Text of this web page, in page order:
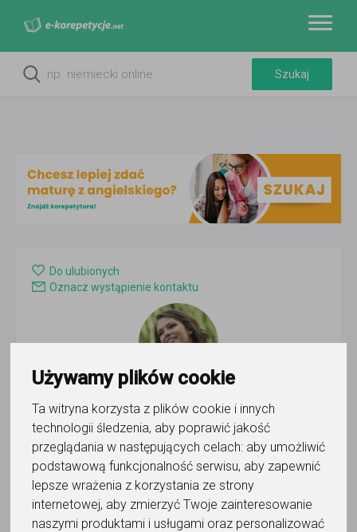
Używamy plików cookie
Ta witryna korzysta z plików cookie i innych
technologii śledzenia, aby poprawić jakość
przeglądania w następujących celach: aby umożliwić
podstawową funkcjonalność serwisu, aby zapewnić
lepsze wrażenia z korzystania ze strony
internetowej, aby zmierzyć Twoje zainteresowanie
naszymi produktami i usługami oraz personalizować
Do ulubionych
Oznacz wystąpienie kontaktu
Marlena Skuteczna
Wyślij wiadomość
Ostatnia aktywność:
2 dni temu
Pokaż